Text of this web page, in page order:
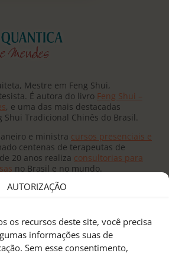
AUTORIZAÇÃO
os recursos deste site, você precisa
informações suas de
Sem esse consentimento,
Mestre em Feng Shui,
É autora do livro Feng Shui –
, e uma das mais destacadas
Shui Tradicional Chinês do Brasil.
e ministra cursos presenciais e
centenas de terapeutas de
20 anos realiza consultorias para
no Brasil e no mundo.